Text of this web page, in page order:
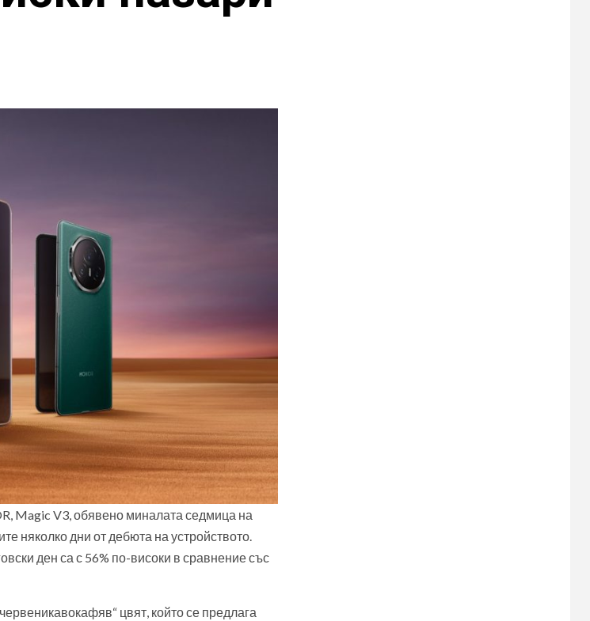
Magic V3, обявено миналата седмица на
няколко дни от дебюта на устройството.
ден са с 56% по-високи в сравнение със
цвят, който се предлага